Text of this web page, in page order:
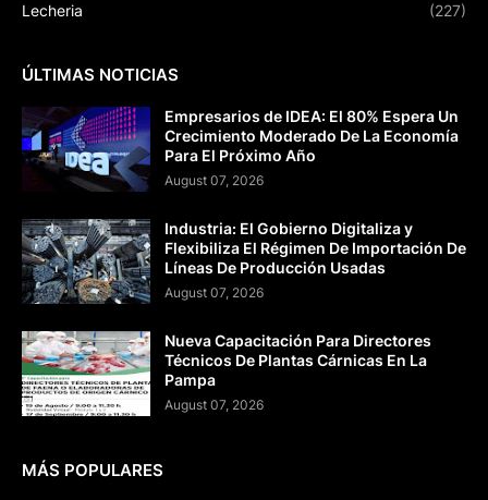
Lecheria (227)
ÚLTIMAS NOTICIAS
Empresarios de IDEA: El 80% Espera Un
Crecimiento Moderado De La Economía
Para El Próximo Año
August 07, 2026
Industria: El Gobierno Digitaliza y
Flexibiliza El Régimen De Importación De
Líneas De Producción Usadas
August 07, 2026
Nueva Capacitación Para Directores
Técnicos De Plantas Cárnicas En La
Pampa
August 07, 2026
MÁS POPULARES